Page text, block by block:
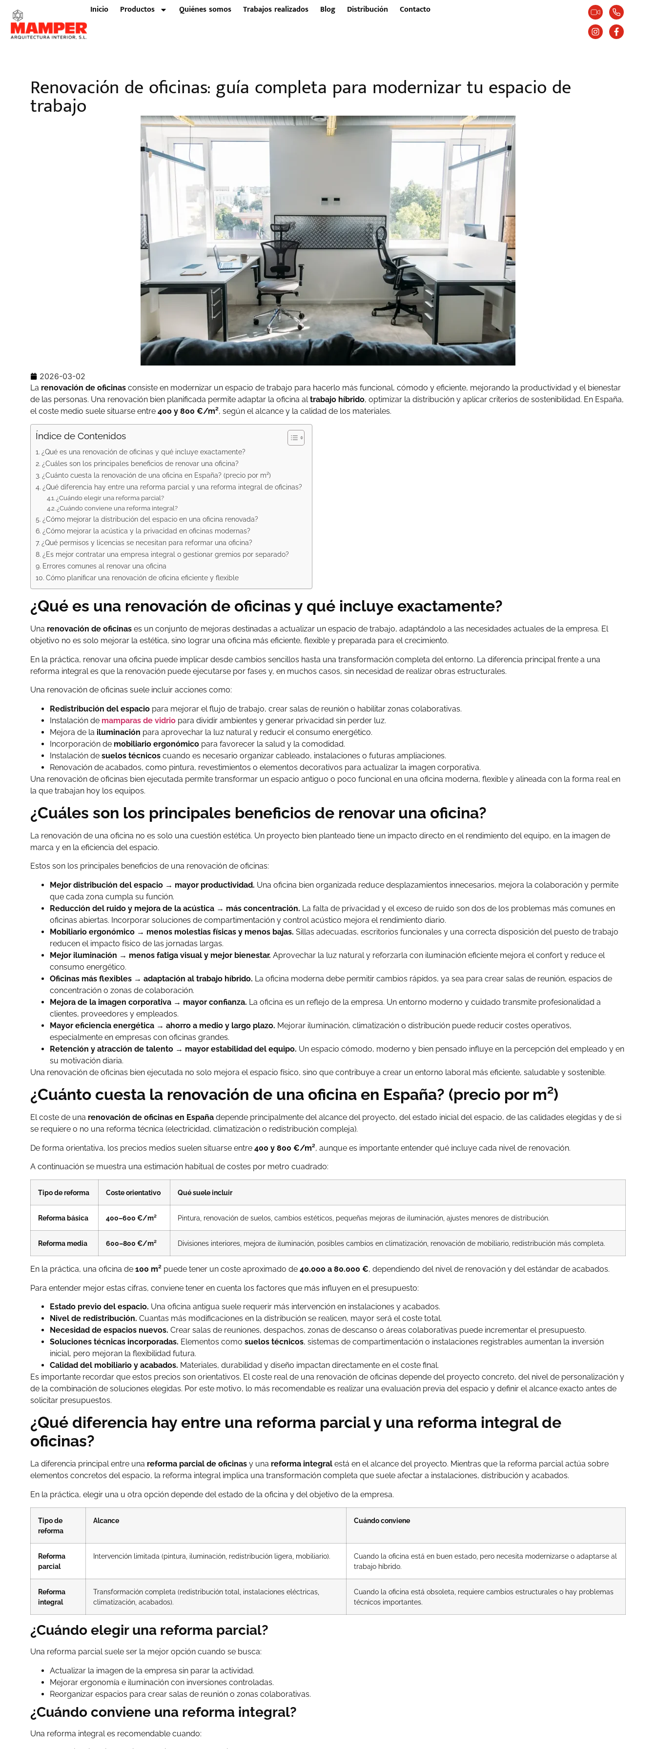
Inicio Productos Quiénes somos Trabajos realizados Blog Distribución Contacto
Renovación de oficinas: guía completa para modernizar tu espacio de
trabajo
2026-03-02
La renovación de oficinas consiste en modernizar un espacio de trabajo para hacerlo más funcional, cómodo y eficiente, mejorando la productividad y el bienestar
de las personas. Una renovación bien planificada permite adaptar la oficina altrabajo híbrido, optimizar la distribución y aplicar criterios de sostenibilidad. En España,
el coste medio suele situarse entre 400 y 800 €/m², según el alcance y la calidad de los materiales.
Índice de Contenidos
¿Qué es una renovación de oficinas y qué incluye exactamente?
¿Cuáles son los principales beneficios de renovar una oficina?
¿Cuánto cuesta la renovación de una oficina en España? (precio por m²)
¿Qué diferencia hay entre una reforma parcial y una reforma integral de oficinas?
¿Cuándo elegir una reforma parcial?
¿Cuándo conviene una reforma integral?
¿Cómo mejorar la distribución del espacio en una oficina renovada?
¿Cómo mejorar la acústica y la privacidad en oficinas modernas?
¿Qué permisos y licencias se necesitan para reformar una oficina?
¿Es mejor contratar una empresa integral o gestionar gremios por separado?
Errores comunes al renovar una oficina
Cómo planificar una renovación de oficina eficiente y flexible
¿Qué es una renovación de oficinas y qué incluye exactamente?
Una renovación de oficinas es un conjunto de mejoras destinadas a actualizar un espacio de trabajo, adaptándolo a las necesidades actuales de la empresa. El
objetivo no es solo mejorar la estética, sino lograr una oficina más eficiente, flexible y preparada para el crecimiento.
En la práctica, renovar una oficina puede implicar desde cambios sencillos hasta una transformación completa del entorno. La diferencia principal frente a una
reforma integral es que la renovación puede ejecutarse por fases y, en muchos casos, sin necesidad de realizar obras estructurales.
Una renovación de oficinas suele incluir acciones como:
Redistribución del espacio para mejorar el flujo de trabajo, crear salas de reunión o habilitar zonas colaborativas.
Instalación de mamparas de vidrio para dividir ambientes y generar privacidad sin perder luz.
Mejora de la iluminación para aprovechar la luz natural y reducir el consumo energético.
Incorporación de mobiliario ergonómico para favorecer la salud y la comodidad.
Instalación de suelos técnicos cuando es necesario organizar cableado, instalaciones o futuras ampliaciones.
Renovación de acabados, como pintura, revestimientos o elementos decorativos para actualizar la imagen corporativa.
Una renovación de oficinas bien ejecutada permite transformar un espacio antiguo o poco funcional en una oficina moderna, flexible y alineada con la forma real en
la que trabajan hoy los equipos.
¿Cuáles son los principales beneficios de renovar una oficina?
La renovación de una oficina no es solo una cuestión estética. Un proyecto bien planteado tiene un impacto directo en el rendimiento del equipo, en la imagen de
marca y en la eficiencia del espacio.
Estos son los principales beneficios de una renovación de oficinas:
Mejor distribución del espacio → mayor productividad. Una oficina bien organizada reduce desplazamientos innecesarios, mejora la colaboración y permite
que cada zona cumpla su función.
Reducción del ruido y mejora de la acústica → más concentración. La falta de privacidad y el exceso de ruido son dos de los problemas más comunes en
oficinas abiertas. Incorporar soluciones de compartimentación y control acústico mejora el rendimiento diario.
Mobiliario ergonómico → menos molestias físicas y menos bajas. Sillas adecuadas, escritorios funcionales y una correcta disposición del puesto de trabajo
reducen el impacto físico de las jornadas largas.
Mejor iluminación → menos fatiga visual y mejor bienestar. Aprovechar la luz natural y reforzarla con iluminación eficiente mejora el confort y reduce el
consumo energético.
Oficinas más flexibles → adaptación al trabajo híbrido. La oficina moderna debe permitir cambios rápidos, ya sea para crear salas de reunión, espacios de
concentración o zonas de colaboración.
Mejora de la imagen corporativa → mayor confianza. La oficina es un reflejo de la empresa. Un entorno moderno y cuidado transmite profesionalidad a
clientes, proveedores y empleados.
Mayor eficiencia energética → ahorro a medio y largo plazo. Mejorar iluminación, climatización o distribución puede reducir costes operativos,
especialmente en empresas con oficinas grandes.
Retención y atracción de talento → mayor estabilidad del equipo. Un espacio cómodo, moderno y bien pensado influye en la percepción del empleado y en
su motivación diaria.
Una renovación de oficinas bien ejecutada no solo mejora el espacio físico, sino que contribuye a crear un entorno laboral más eficiente, saludable y sostenible.
¿Cuánto cuesta la renovación de una oficina en España? (precio por m²)
El coste de una renovación de oficinas en España depende principalmente del alcance del proyecto, del estado inicial del espacio, de las calidades elegidas y de si
se requiere o no una reforma técnica (electricidad, climatización o redistribución compleja).
De forma orientativa, los precios medios suelen situarse entre 400 y 800 €/m², aunque es importante entender qué incluye cada nivel de renovación.
A continuación se muestra una estimación habitual de costes por metro cuadrado:
Tipo de reforma Coste orientativo Qué suele incluir
Reforma básica 400–600 €/m² Pintura, renovación de suelos, cambios estéticos, pequeñas mejoras de iluminación, ajustes menores de distribución.
Reforma media 600–800 €/m² Divisiones interiores, mejora de iluminación, posibles cambios en climatización, renovación de mobiliario, redistribución más completa.
En la práctica, una oficina de 100 m² puede tener un coste aproximado de 40.000 a 80.000 €, dependiendo del nivel de renovación y del estándar de acabados.
Para entender mejor estas cifras, conviene tener en cuenta los factores que más influyen en el presupuesto:
Estado previo del espacio. Una oficina antigua suele requerir más intervención en instalaciones y acabados.
Nivel de redistribución. Cuantas más modificaciones en la distribución se realicen, mayor será el coste total.
Necesidad de espacios nuevos. Crear salas de reuniones, despachos, zonas de descanso o áreas colaborativas puede incrementar el presupuesto.
Soluciones técnicas incorporadas. Elementos como suelos técnicos, sistemas de compartimentación o instalaciones registrables aumentan la inversión
inicial, pero mejoran la flexibilidad futura.
Calidad del mobiliario y acabados. Materiales, durabilidad y diseño impactan directamente en el coste final.
Es importante recordar que estos precios son orientativos. El coste real de una renovación de oficinas depende del proyecto concreto, del nivel de personalización y
de la combinación de soluciones elegidas. Por este motivo, lo más recomendable es realizar una evaluación previa del espacio y definir el alcance exacto antes de
solicitar presupuestos.
¿Qué diferencia hay entre una reforma parcial y una reforma integral de
oficinas?
La diferencia principal entre una reforma parcial de oficinas y una reforma integral está en el alcance del proyecto. Mientras que la reforma parcial actúa sobre
elementos concretos del espacio, la reforma integral implica una transformación completa que suele afectar a instalaciones, distribución y acabados.
En la práctica, elegir una u otra opción depende del estado de la oficina y del objetivo de la empresa.
Tipo de
reforma
Alcance Cuándo conviene
Reforma
parcial
Intervención limitada (pintura, iluminación, redistribución ligera, mobiliario).
Cuando la oficina está en buen estado, pero necesita modernizarse o adaptarse al
trabajo híbrido.
Reforma
integral
Transformación completa (redistribución total, instalaciones eléctricas,
climatización, acabados).
Cuando la oficina está obsoleta, requiere cambios estructurales o hay problemas
técnicos importantes.
¿Cuándo elegir una reforma parcial?
Una reforma parcial suele ser la mejor opción cuando se busca:
Actualizar la imagen de la empresa sin parar la actividad.
Mejorar ergonomía e iluminación con inversiones controladas.
Reorganizar espacios para crear salas de reunión o zonas colaborativas.
¿Cuándo conviene una reforma integral?
Una reforma integral es recomendable cuando: